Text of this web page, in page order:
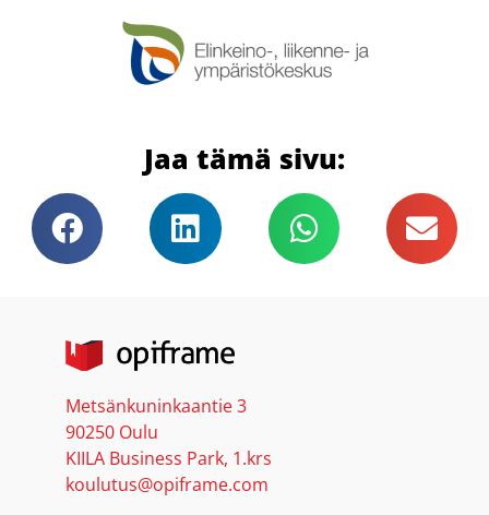
Jaa tämä sivu:
Metsänkuninkaantie 3
90250 Oulu
KIILA Business Park, 1.krs
koulutus@opiframe.com